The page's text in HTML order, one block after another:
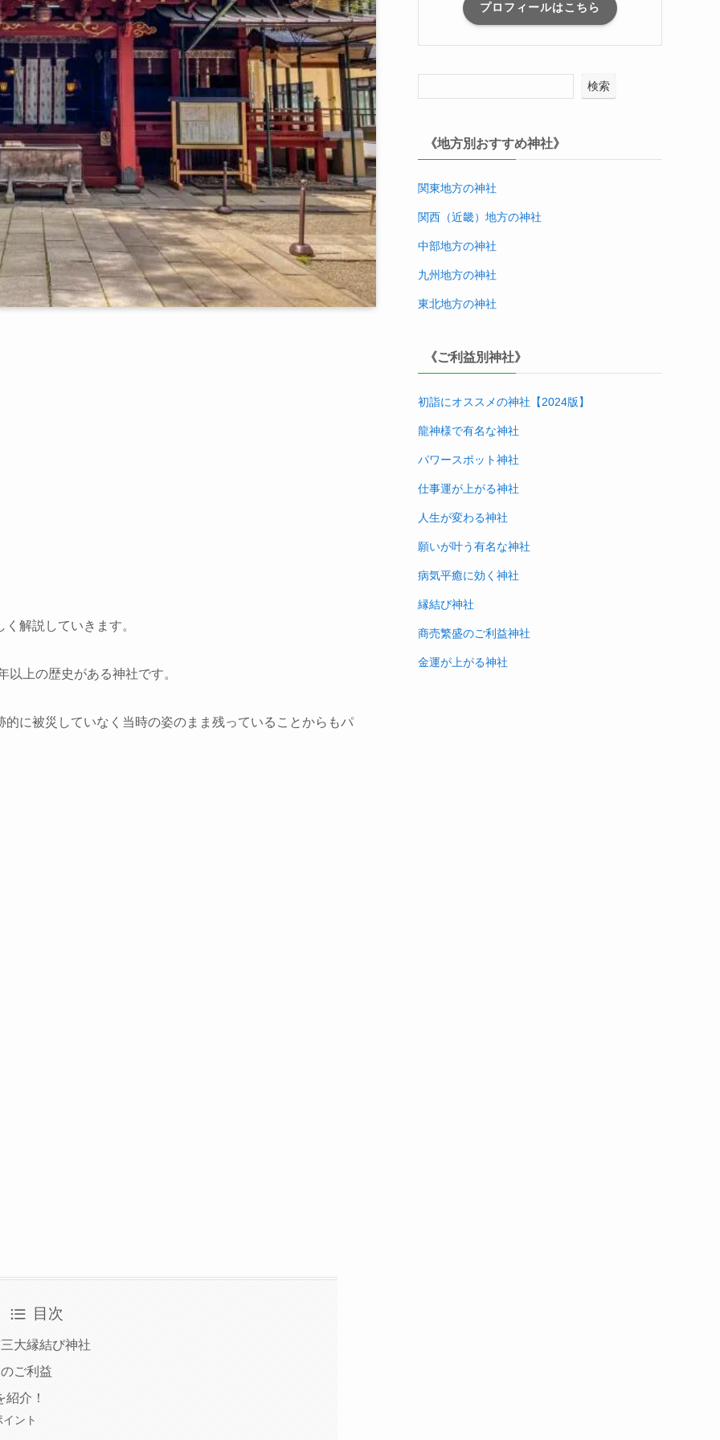
解説していきます。
上の歴史がある神社です。
に被災していなく当時の姿のまま残っていることからもパ
目次
大縁結び神社
ご利益
介！
ント
プロフィールはこちら
検索
《地方別おすすめ神社》
関東地方の神社
関西（近畿）地方の神社
中部地方の神社
九州地方の神社
東北地方の神社
《ご利益別神社》
初詣にオススメの神社【2024版】
龍神様で有名な神社
パワースポット神社
仕事運が上がる神社
人生が変わる神社
願いが叶う有名な神社
病気平癒に効く神社
縁結び神社
商売繁盛のご利益神社
金運が上がる神社